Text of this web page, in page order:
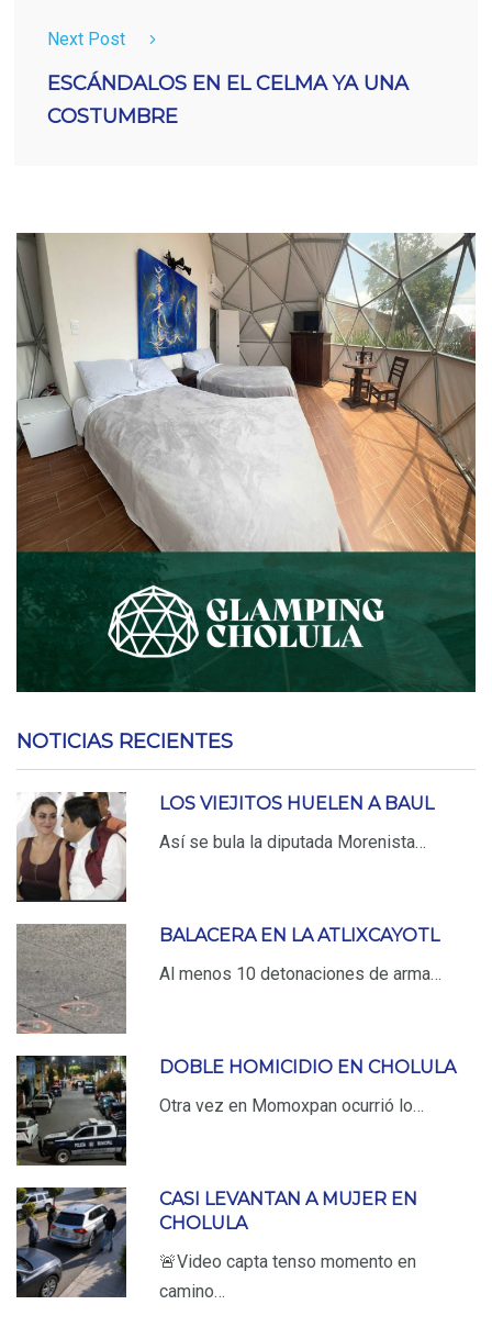
Next Post
ESCÁNDALOS EN EL CELMA YA UNA
COSTUMBRE
NOTICIAS RECIENTES
LOS VIEJITOS HUELEN A BAUL
Así se bula la diputada Morenista…
BALACERA EN LA ATLIXCAYOTL
Al menos 10 detonaciones de arma…
DOBLE HOMICIDIO EN CHOLULA
Otra vez en Momoxpan ocurrió lo…
CASI LEVANTAN A MUJER EN
CHOLULA
🚨Video capta tenso momento en
camino…